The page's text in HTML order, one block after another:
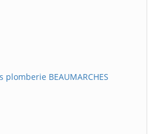
BEAUMARCHES